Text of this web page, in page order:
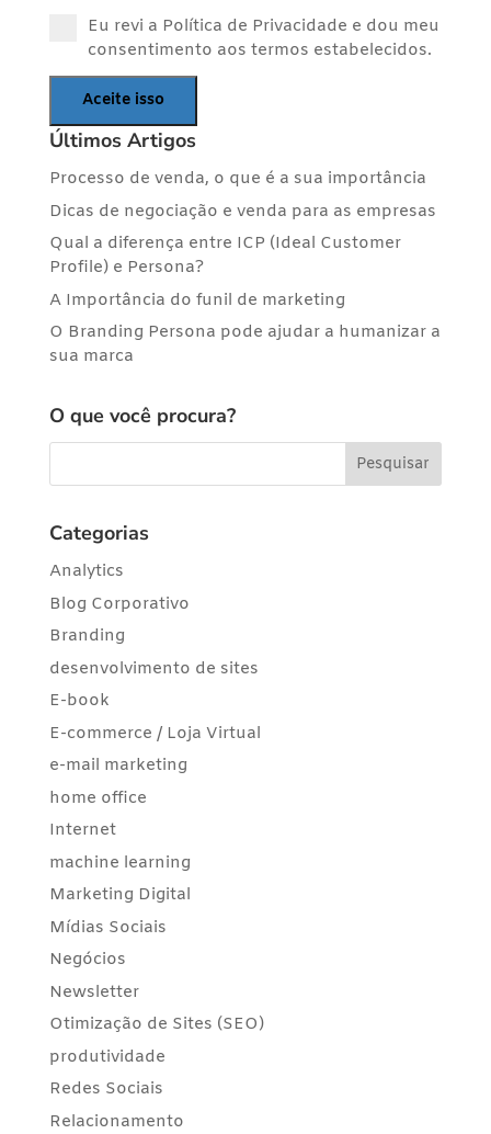
Eu revi a Política de Privacidade e dou meu
consentimento aos termos estabelecidos.
Últimos Artigos
Processo de venda, o que é a sua importância
Dicas de negociação e venda para as empresas
Qual a diferença entre ICP (Ideal Customer
Profile) e Persona?
A Importância do funil de marketing
O Branding Persona pode ajudar a humanizar a
sua marca
O que você procura?
Categorias
Analytics
Blog Corporativo
Branding
desenvolvimento de sites
E-book
E-commerce / Loja Virtual
e-mail marketing
home office
Internet
machine learning
Marketing Digital
Mídias Sociais
Negócios
Newsletter
Otimização de Sites (SEO)
produtividade
Redes Sociais
Relacionamento